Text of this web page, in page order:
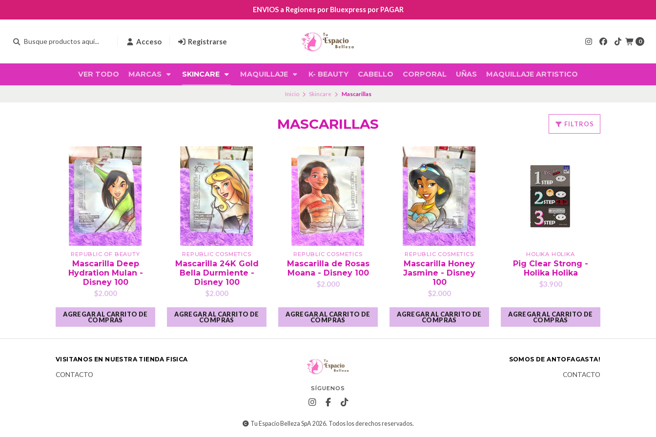
Acceso Registrarse 0
VER TODO MARCAS SKINCARE MAQUILLAJE K- BEAUTY CABELLO CORPORAL UÑAS MAQUILLAJE ARTISTICO
ENVIOS a Regiones por Bluexpress por PAGAR
Inicio Skincare Mascarillas
MASCARILLAS FILTROS
REPUBLIC OF BEAUTY
Mascarilla Deep
Hydration Mulan -
Disney 100
$2.000
AGREGAR AL CARRITO DE
COMPRAS
REPUBLIC COSMETICS
Mascarilla 24K Gold
Bella Durmiente -
Disney 100
$2.000
AGREGAR AL CARRITO DE
COMPRAS
REPUBLIC COSMETICS
Mascarilla de Rosas
Moana - Disney 100
$2.000
AGREGAR AL CARRITO DE
COMPRAS
REPUBLIC COSMETICS
Mascarilla Honey
Jasmine - Disney
100
$2.000
AGREGAR AL CARRITO DE
COMPRAS
HOLIKA HOLIKA
Pig Clear Strong -
Holika Holika
$3.900
AGREGAR AL CARRITO DE
COMPRAS
SÍGUENOS
Tu Espacio Belleza SpA 2026. Todos los derechos reservados.
VISITANOS EN NUESTRA TIENDA FISICA
CONTACTO
SOMOS DE ANTOFAGASTA!
CONTACTO